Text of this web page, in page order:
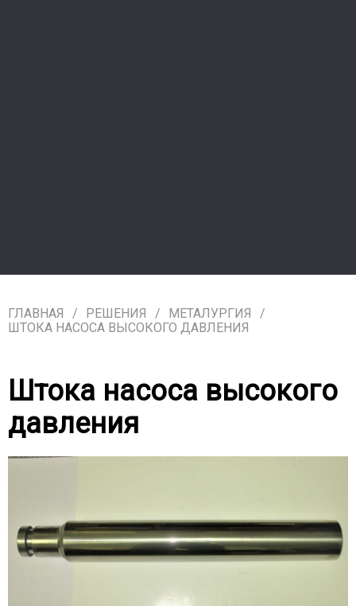
ГЛАВНАЯ РЕШЕНИЯ
МЕТАЛУРГИЯ
ШТОКА НАСОСА ВЫСОКОГО ДАВЛЕНИЯ
Штока насоса высокого
давления